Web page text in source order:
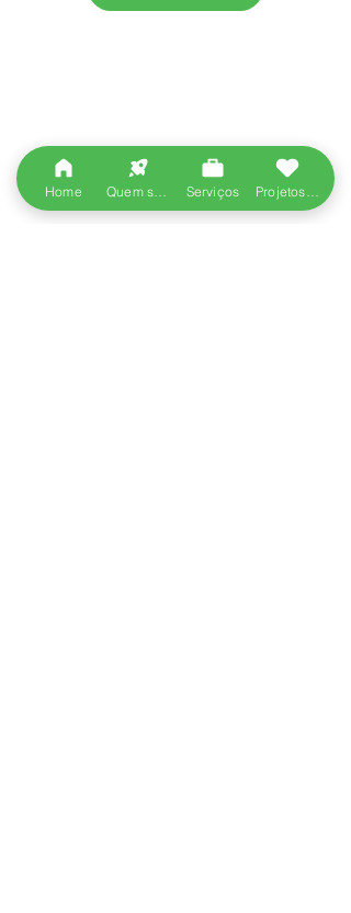
Home Serviços